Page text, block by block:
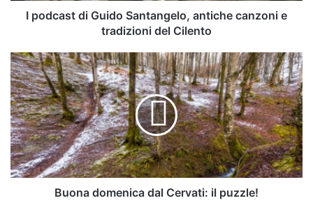
I podcast di Guido Santangelo, antiche canzoni e
tradizioni del Cilento
Buona
domenica
dal
Cervati:
il
puzzle!
Buona domenica dal Cervati: il puzzle!